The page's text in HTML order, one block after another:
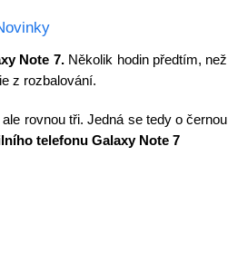
Note 7.Několik hodin předtím, než
z rozbalování.
rovnou tři. Jedná se tedy o černou
telefonu Galaxy Note 7